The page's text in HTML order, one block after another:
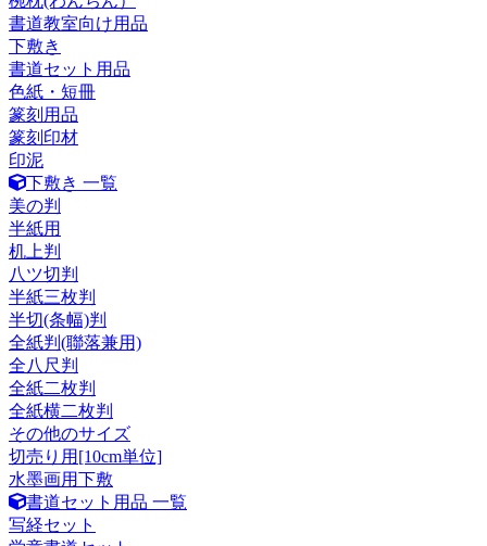
書道教室向け用品
下敷き
書道セット用品
色紙・短冊
篆刻用品
篆刻印材
印泥
下敷き 一覧
美の判
半紙用
机上判
八ツ切判
半紙三枚判
半切(条幅)判
全紙判(聯落兼用)
全八尺判
全紙二枚判
全紙横二枚判
その他のサイズ
切売り用[10cm単位]
水墨画用下敷
書道セット用品 一覧
写経セット